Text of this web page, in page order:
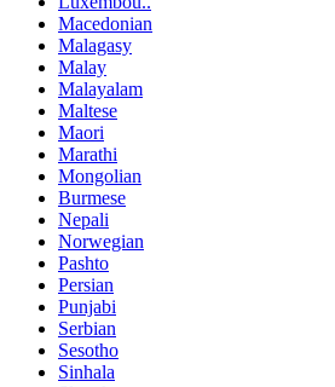
Macedonian
Malagasy
Malay
Malayalam
Maltese
Maori
Marathi
Mongolian
Burmese
Nepali
Norwegian
Pashto
Persian
Punjabi
Serbian
Sesotho
Sinhala